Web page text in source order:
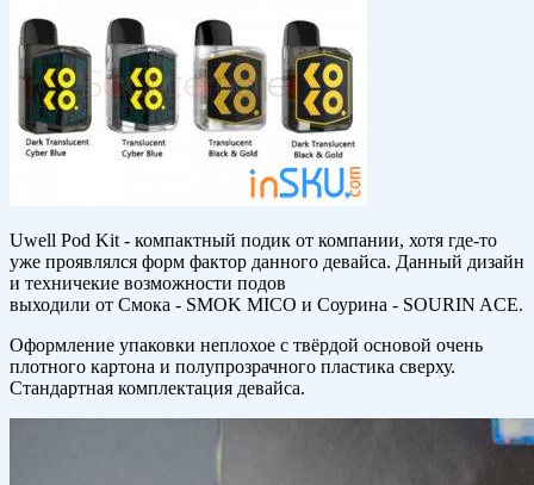
Uwell Pod Kit - компактный подик от компании, хотя где-то
уже проявлялся форм фактор данного девайса. Данный дизайн
и техничекие возможности подов
выходили от Смока - SMOK MICO и Соурина - SOURIN ACE.
Оформление упаковки неплохое с твёрдой основой очень
плотного картона и полупрозрачного пластика сверху.
Стандартная комплектация девайса.